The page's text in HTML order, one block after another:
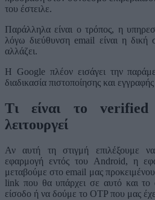
του έστειλε.
Παράλληλα είναι ο τρόπος, η
λόγω διεύθυνση email είναι η
αλλάζει.
Η Google πλέον εισάγει την
διαδικασία πιστοποίησης και
Τι είναι το
λειτουργεί
Αν αυτή τη στιγμή επιλέξουμε
εφαρμογή εντός του Android, η
μεταβούμε στο email μας
link που θα υπάρχει σε αυτό και το
είσοδο ή να δούμε το OTP που μας